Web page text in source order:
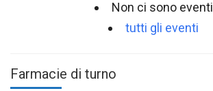
Non ci sono eventi
tutti gli eventi
Farmacie di turno